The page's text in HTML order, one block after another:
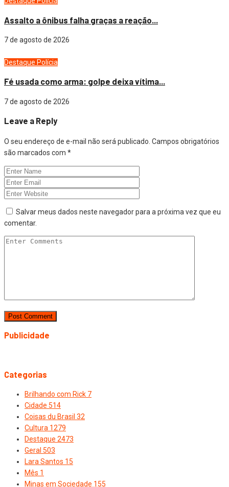
Assalto a ônibus falha graças a reação...
7 de agosto de 2026
Destaque Polícia
Fé usada como arma: golpe deixa vítima...
7 de agosto de 2026
Leave a Reply
O seu endereço de e-mail não será publicado. Campos obrigatórios
são marcados com *
Salvar meus dados neste navegador para a próxima vez que eu
comentar.
Publicidade
Categorias
Brilhando com Rick 7
Cidade 514
Coisas du Brasil 32
Cultura 1279
Destaque 2473
Geral 503
Lara Santos 15
Mês 1
Minas em Sociedade 155